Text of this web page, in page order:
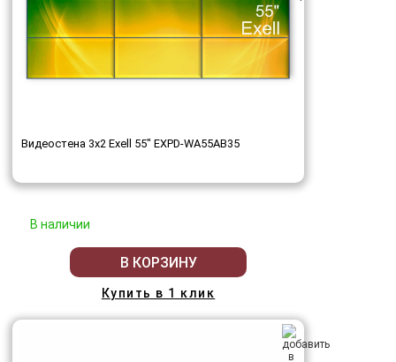
Видеостена 3x2 Exell 55" EXPD-WA55AB35
В наличии
В КОРЗИНУ
Купить в 1 клик